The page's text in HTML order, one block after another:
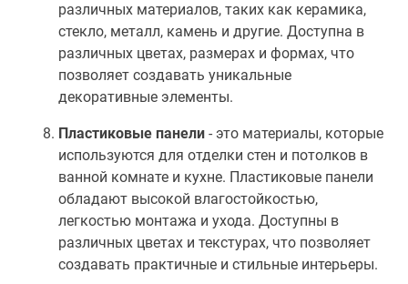
различных материалов, таких как керамика,
стекло, металл, камень и другие. Доступна в
различных цветах, размерах и формах, что
позволяет создавать уникальные
декоративные элементы.
Пластиковые панели - это материалы, которые
используются для отделки стен и потолков в
ванной комнате и кухне. Пластиковые панели
обладают высокой влагостойкостью,
легкостью монтажа и ухода. Доступны в
различных цветах и текстурах, что позволяет
создавать практичные и стильные интерьеры.